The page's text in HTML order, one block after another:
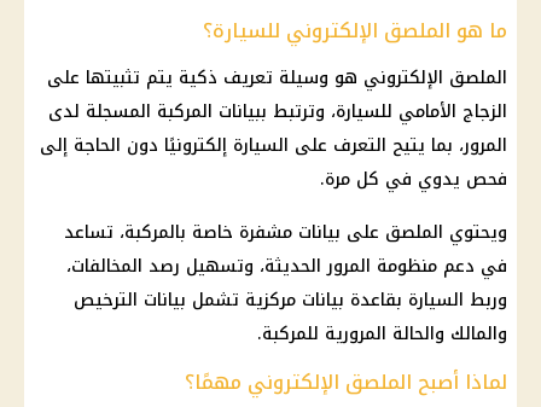
ما هو الملصق الإلكتروني للسيارة؟
الملصق الإلكتروني هو وسيلة تعريف ذكية يتم تثبيتها على
الزجاج الأمامي للسيارة، وترتبط ببيانات المركبة المسجلة لدى
المرور، بما يتيح التعرف على السيارة إلكترونيًا دون الحاجة إلى
فحص يدوي في كل مرة.
ويحتوي الملصق على بيانات مشفرة خاصة بالمركبة، تساعد
في دعم منظومة المرور الحديثة، وتسهيل رصد المخالفات،
وربط السيارة بقاعدة بيانات مركزية تشمل بيانات الترخيص
والمالك والحالة المرورية للمركبة.
لماذا أصبح الملصق الإلكتروني مهمًا؟